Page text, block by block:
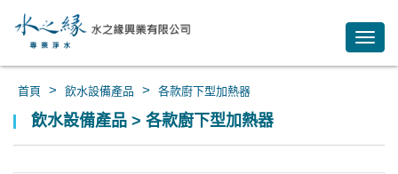
首頁 > 飲水設備產品 > 各款廚下型加熱器
飲水設備產品 > 各款廚下型加熱器